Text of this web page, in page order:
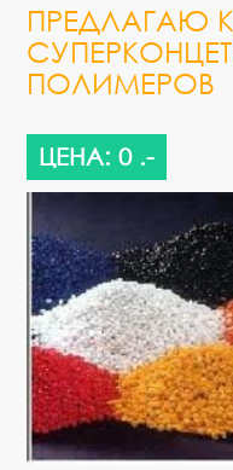
ПРЕДЛАГАЮ
ПОЛИМЕРОВ
ЦЕНА: 0 .-